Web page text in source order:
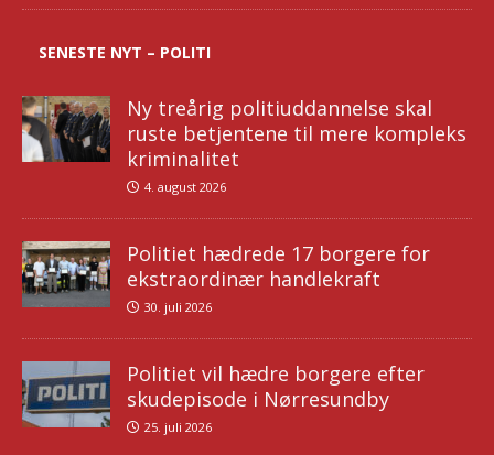
SENESTE NYT – POLITI
Ny treårig politiuddannelse skal
ruste betjentene til mere kompleks
kriminalitet
4. august 2026
Politiet hædrede 17 borgere for
ekstraordinær handlekraft
30. juli 2026
Politiet vil hædre borgere efter
skudepisode i Nørresundby
25. juli 2026